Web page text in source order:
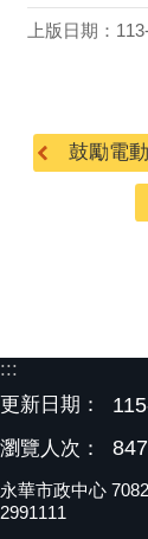
上版日期：
鼓勵電
:::
更新日期：
瀏覽人次： 847
永華市政中心
2991111